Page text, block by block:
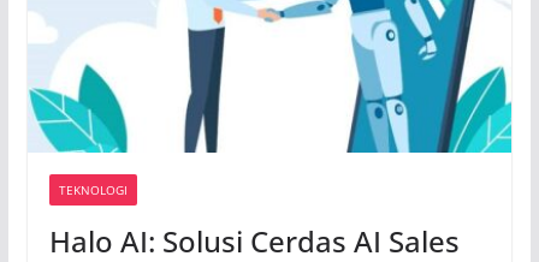
TEKNOLOGI
Halo AI: Solusi Cerdas AI Sales